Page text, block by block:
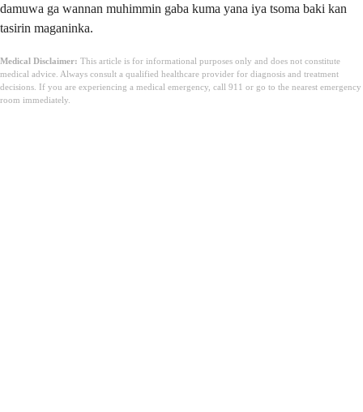
damuwa ga wannan muhimmin gaba kuma yana iya tsoma baki kan
tasirin maganinka.
Medical Disclaimer: This article is for informational purposes only and does not constitute
medical advice. Always consult a qualified healthcare provider for diagnosis and treatment
decisions. If you are experiencing a medical emergency, call 911 or go to the nearest emergency
room immediately.